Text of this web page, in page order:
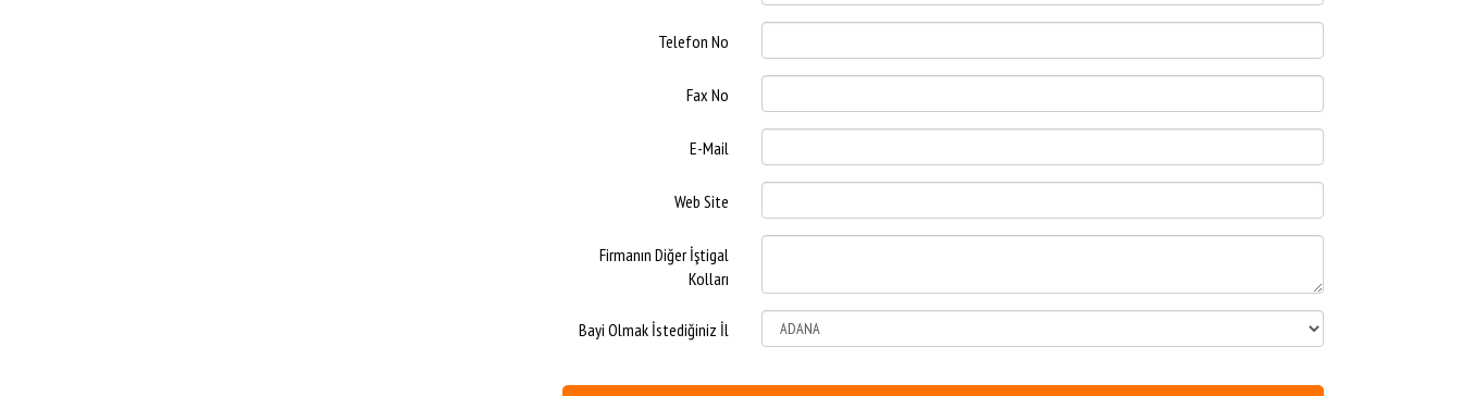
Telefon No
Fax No
E-Mail
Web Site
Firmanın Diğer İştigal
Kolları
Bayi Olmak İstediğiniz İl